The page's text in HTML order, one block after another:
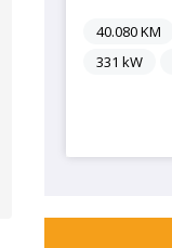
40.080KM
331 kW